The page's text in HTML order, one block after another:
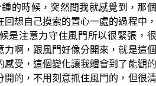
的時候，突然間我就感覺到，那個
回想自己摸索的置心一處的過程中，
是注意力守住風門所以很緊張，很
力啊，跟風門好像分開來，就是這個
感受，這個變化讓我體會到了能觀的
開的，不用刻意抓住風門的，但很清